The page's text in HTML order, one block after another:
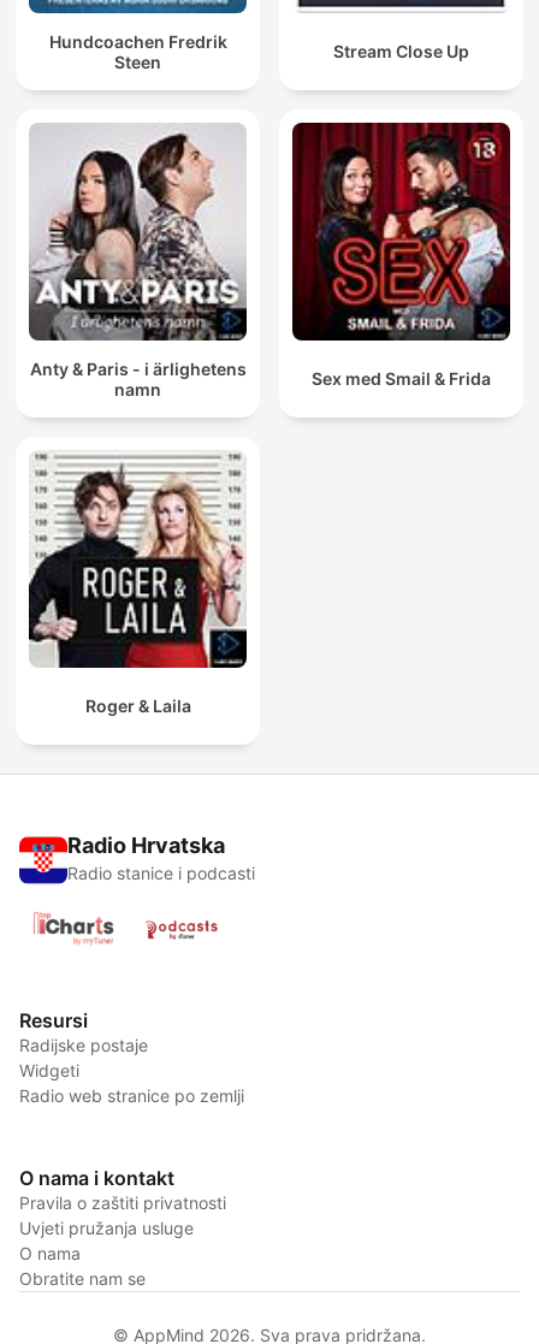
Hundcoachen Fredrik
Steen
Stream Close Up
Anty & Paris - i ärlighetens
namn
Sex med Smail & Frida
Roger & Laila
Radio Hrvatska
Radio stanice i podcasti
Resursi
Radijske postaje
Widgeti
Radio web stranice po zemlji
O nama i kontakt
Pravila o zaštiti privatnosti
Uvjeti pružanja usluge
O nama
Obratite nam se
© AppMind 2026. Sva prava pridržana.